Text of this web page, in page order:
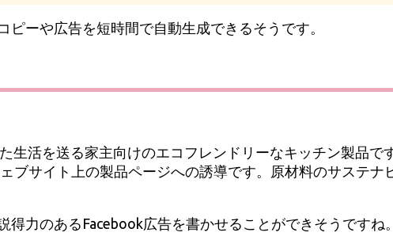
ーや広告を短時間で自動生成できるそうです。
生活を送る家主向けのエコフレンドリーなキッチン製品で
ブサイト上の製品ページへの誘導です。原材料のサステナ
力のあるFacebook広告を書かせることができそうですね。